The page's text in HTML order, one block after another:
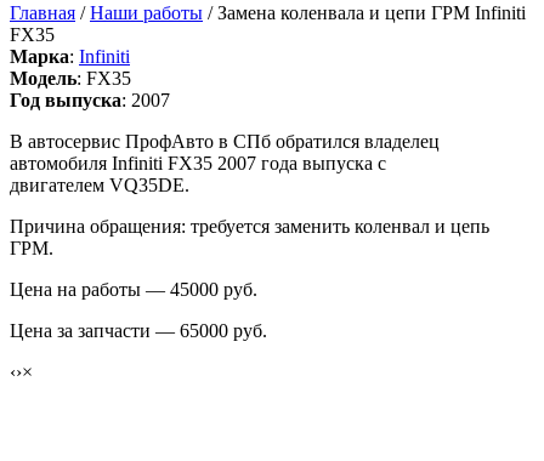
Главная /Наши работы / Замена коленвала и цепи ГРМ Infiniti
FX35
Марка: Infiniti
Модель: FX35
Год выпуска: 2007
В автосервис ПрофАвто в СПб обратился владелец
автомобиля Infiniti FX35 2007 года выпуска с
двигателем VQ35DE.
Причина обращения: требуется заменить коленвал и цепь
ГРМ.
Цена на работы — 45000 руб.
Цена за запчасти — 65000 руб.
‹›×